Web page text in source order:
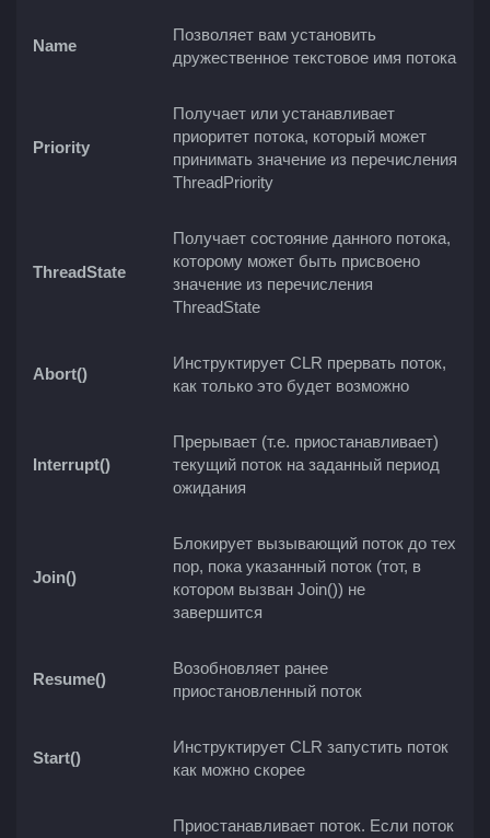
Name
Позволяет вам установить
дружественное текстовое имя потока
Priority
Получает или устанавливает
приоритет потока, который может
принимать значение из перечисления
ThreadPriority
ThreadState
Получает состояние данного потока,
которому может быть присвоено
значение из перечисления
ThreadState
Abort()
Инструктирует CLR прервать поток,
как только это будет возможно
Interrupt()
Прерывает (т.е. приостанавливает)
текущий поток на заданный период
ожидания
Join()
Блокирует вызывающий поток до тех
пор, пока указанный поток (тот, в
котором вызван Join()) не
завершится
Resume()
Возобновляет ранее
приостановленный поток
Start()
Инструктирует CLR запустить поток
как можно скорее
Приостанавливает поток. Если поток